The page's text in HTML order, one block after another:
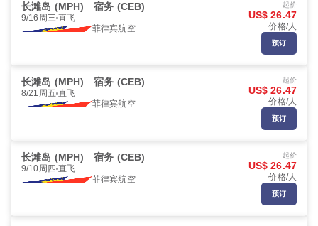
长滩岛 (MPH) 宿务 (CEB)
9/16周三 直飞
菲律宾航空
起价
US$ 26.47
价格/人
预订
长滩岛 (MPH) 宿务 (CEB)
8/21周五 直飞
菲律宾航空
起价
US$ 26.47
价格/人
预订
长滩岛 (MPH) 宿务 (CEB)
9/10周四 直飞
菲律宾航空
起价
US$ 26.47
价格/人
预订